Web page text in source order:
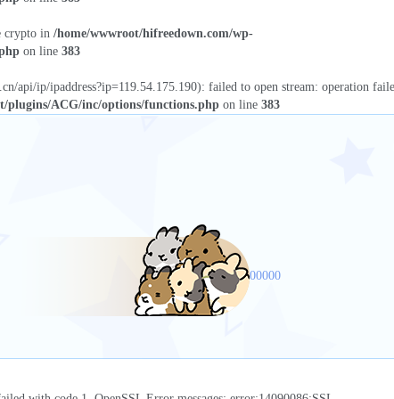
crypto in /home/wwwroot/hifreedown.com/wp-
on line 383
api/ip/ipaddress?ip=119.54.175.190): failed to open stream: operation
plugins/ACG/inc/options/functions.php on line 383
00000